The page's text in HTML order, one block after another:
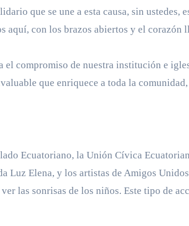
que se une a esta causa, sin ustedes,
aquí, con los brazos abiertos y el corazón
compromiso de nuestra institución e
que enriquece a toda la comunidad,
Ecuatoriano, la Unión Cívica
Luz Elena, y los artistas de Amigos
las sonrisas de los niños. Este tipo de